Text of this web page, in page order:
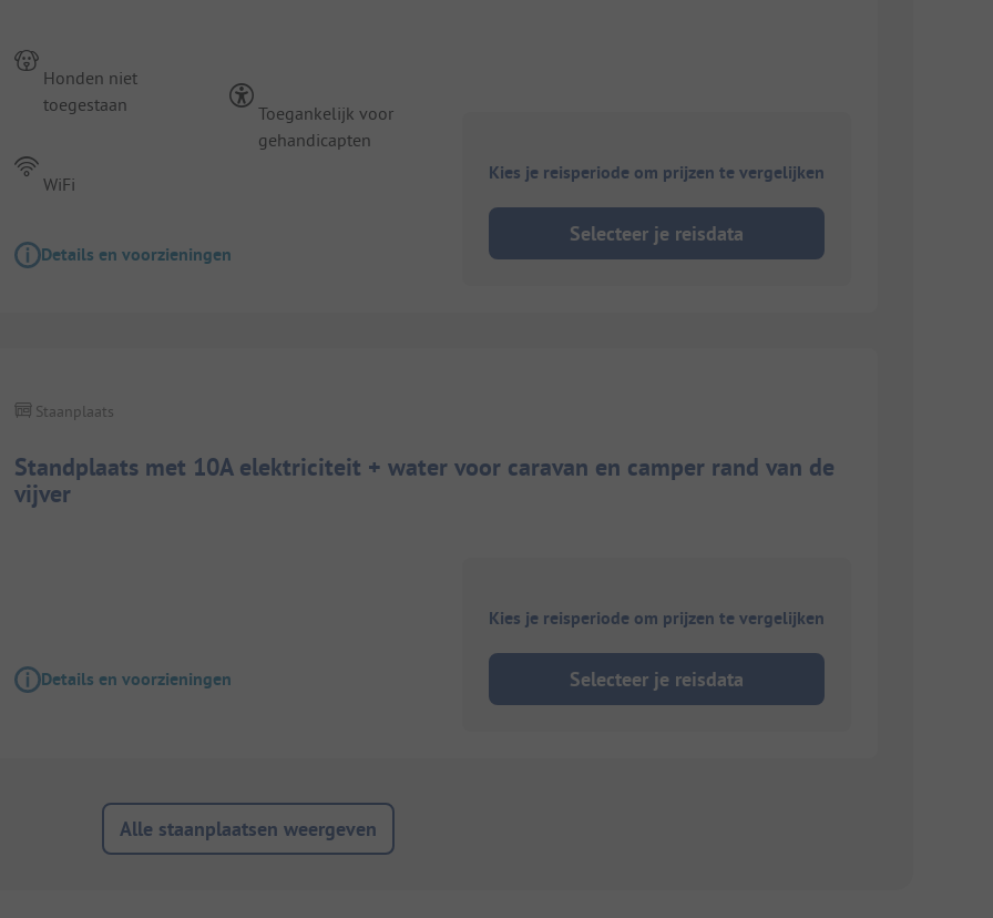
Honden niet
toegestaan
WiFi
Toegankelijk voor
gehandicapten
Details en voorzieningen
Kies je reisperiode om prijzen te vergelijken
Selecteer je reisdata
Standplaats met 10A elektriciteit + water voor caravan en camper rand van de
vijver
Staanplaats
Details en voorzieningen
Kies je reisperiode om prijzen te vergelijken
Selecteer je reisdata
Alle staanplaatsen weergeven